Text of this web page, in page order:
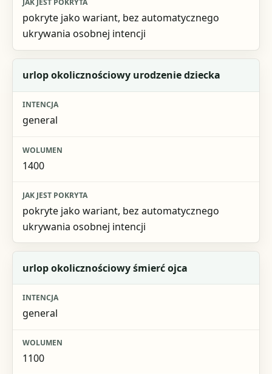
pokryte jako wariant, bez automatycznego
ukrywania osobnej intencji
urlop okolicznościowy urodzenie dziecka
general
1400
pokryte jako wariant, bez automatycznego
ukrywania osobnej intencji
urlop okolicznościowy śmierć ojca
general
1100